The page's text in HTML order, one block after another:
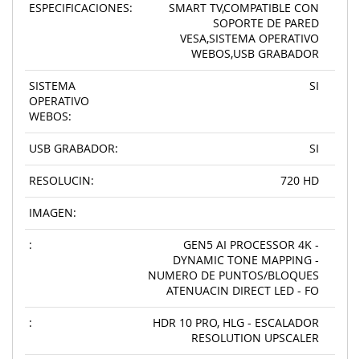
ESPECIFICACIONES:
SMART TV,COMPATIBLE CON
SOPORTE DE PARED
VESA,SISTEMA OPERATIVO
WEBOS,USB GRABADOR
SISTEMA
OPERATIVO
WEBOS:
SI
USB GRABADOR: SI
RESOLUCIN: 720 HD
IMAGEN:
:
GEN5 AI PROCESSOR 4K -
DYNAMIC TONE MAPPING -
NUMERO DE PUNTOS/BLOQUES
ATENUACIN DIRECT LED - FO
:
HDR 10 PRO, HLG - ESCALADOR
RESOLUTION UPSCALER